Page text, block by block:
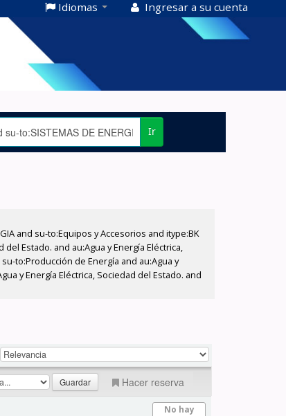
Idiomas Ingresar a su cuenta
Ir
and su-to:Equipos y Accesorios and itype:BK
Estado. and au:Agua y Energía Eléctrica,
to:Producción de Energía and au:Agua y
y Energía Eléctrica, Sociedad del Estado. and
Hacer reserva
No hay